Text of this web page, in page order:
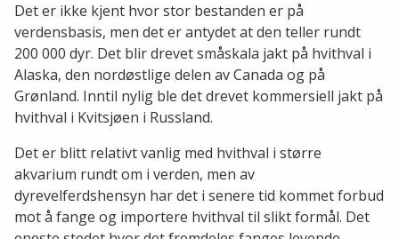
Det er ikke kjent hvor stor bestanden er på
verdensbasis, men det er antydet at den teller rundt
200 000 dyr. Det blir drevet småskala jakt på hvithval i
Alaska, den nordøstlige delen av Canada og på
Grønland. Inntil nylig ble det drevet kommersiell jakt på
hvithval i Kvitsjøen i Russland.
Det er blitt relativt vanlig med hvithval i større
akvarium rundt om i verden, men av
dyrevelferdshensyn har det i senere tid kommet forbud
mot å fange og importere hvithval til slikt formål. Det